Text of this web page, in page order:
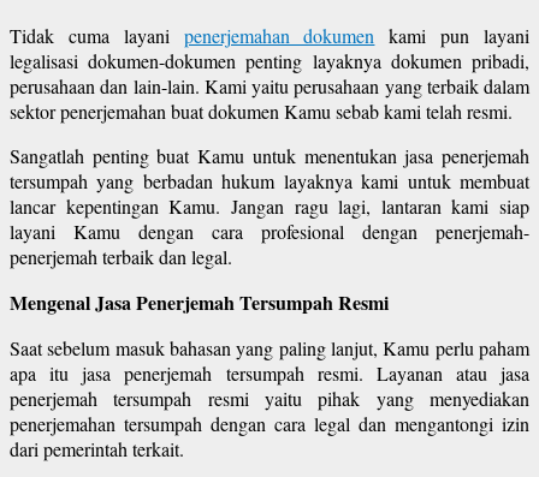
Tidak cuma layani penerjemahan dokumen kami pun layani
legalisasi dokumen-dokumen penting layaknya dokumen pribadi,
perusahaan dan lain-lain. Kami yaitu perusahaan yang terbaik dalam
sektor penerjemahan buat dokumen Kamu sebab kami telah resmi.
Sangatlah penting buat Kamu untuk menentukan jasa penerjemah
tersumpah yang berbadan hukum layaknya kami untuk membuat
lancar kepentingan Kamu. Jangan ragu lagi, lantaran kami siap
layani Kamu dengan cara profesional dengan penerjemah-
penerjemah terbaik dan legal.
Mengenal Jasa Penerjemah Tersumpah Resmi
Saat sebelum masuk bahasan yang paling lanjut, Kamu perlu paham
apa itu jasa penerjemah tersumpah resmi. Layanan atau jasa
penerjemah tersumpah resmi yaitu pihak yang menyediakan
penerjemahan tersumpah dengan cara legal dan mengantongi izin
dari pemerintah terkait.